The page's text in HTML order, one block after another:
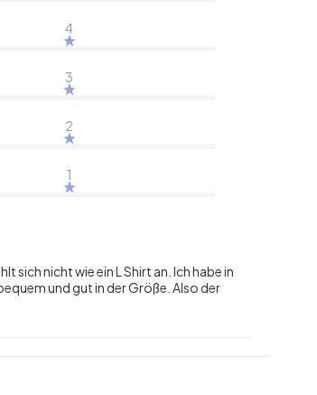
4
3
2
1
sich nicht wie ein L Shirt an. Ich habe in
und gut in der Größe. Also der